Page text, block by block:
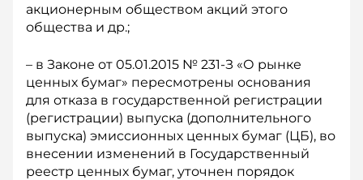
акционерным обществом акций этого
общества и др.;
– в Законе от 05.01.2015 № 231-З «О рынке
ценных бумаг» пересмотрены основания
для отказа в государственной регистрации
(регистрации) выпуска (дополнительного
выпуска) эмиссионных ценных бумаг (ЦБ), во
внесении изменений в Государственный
реестр ценных бумаг, уточнен порядок